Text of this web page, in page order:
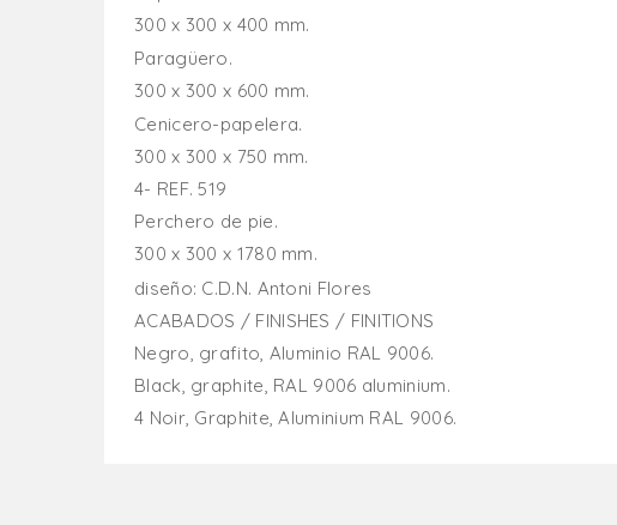
300 x 300 x 400 mm.
Paragüero.
300 x 300 x 600 mm.
Cenicero-papelera.
300 x 300 x 750 mm.
4- REF. 519
Perchero de pie.
300 x 300 x 1780 mm.
diseño: C.D.N. Antoni Flores
ACABADOS / FINISHES / FINITIONS
Negro, grafito, Aluminio RAL 9006.
Black, graphite, RAL 9006 aluminium.
4 Noir, Graphite, Aluminium RAL 9006.